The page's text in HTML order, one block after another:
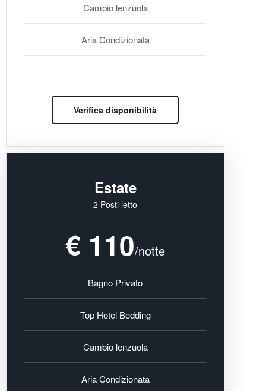
Cambio lenzuola
Aria Condizionata
Verifica disponibilità
Estate
2 Posti letto
€ 110/notte
Bagno Privato
Top Hotel Bedding
Cambio lenzuola
Aria Condizionata